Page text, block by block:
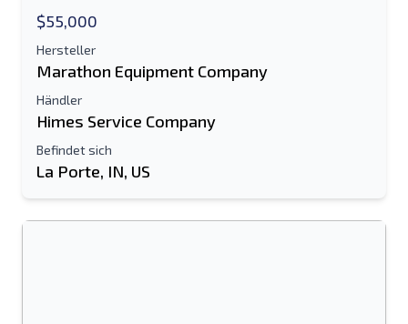
$55,000
Hersteller
Marathon Equipment Company
Händler
Himes Service Company
Befindet sich
La Porte, IN, US